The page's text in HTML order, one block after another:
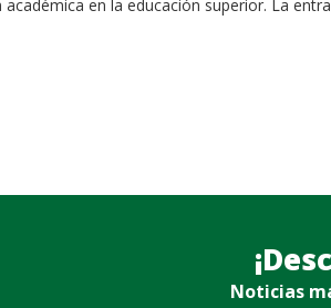
en la educación superior. La
Noticias